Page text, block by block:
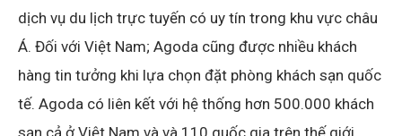
dịch vụ du lịch trực tuyến có uy tín trong khu vực châu
Á. Đối với Việt Nam; Agoda cũng được nhiều khách
hàng tin tưởng khi lựa chọn đặt phòng khách sạn quốc
tế. Agoda có liên kết với hệ thống hơn 500.000 khách
sạn cả ở Việt Nam và và 110 quốc gia trên thế giới.